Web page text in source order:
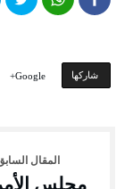
‫‫ شاركها‬ Google+
مجلس